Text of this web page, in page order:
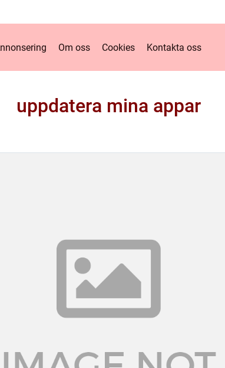
Om oss Cookies Kontakta oss
uppdatera mina appar